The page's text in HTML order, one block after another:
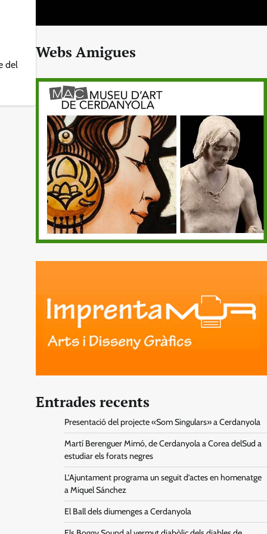
del
Webs Amigues
Entrades recents
Presentació del projecte «Som Singulars» a Cerdanyola
Martí Berenguer Mimó, de Cerdanyola a Corea delSud a
estudiar els forats negres
L’Ajuntament programa un seguit d’actes en homenatge
a Miquel Sánchez
El Ball dels diumenges a Cerdanyola